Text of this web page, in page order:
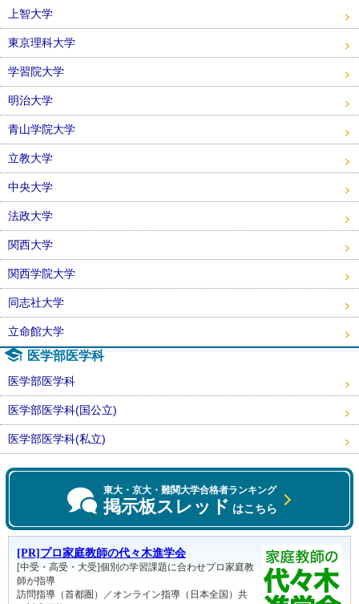
上智大学
東京理科大学
学習院大学
明治大学
青山学院大学
立教大学
中央大学
法政大学
関西大学
関西学院大学
同志社大学
立命館大学
医学部医学科
医学部医学科
医学部医学科(国公立)
医学部医学科(私立)
東大・京大・難関大学合格者ランキング
掲示板スレッド はこちら